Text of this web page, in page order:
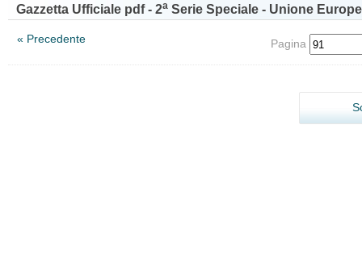
Gazzetta Ufficiale pdf - 2a Serie Speciale - Unione
« Precedente Pagina